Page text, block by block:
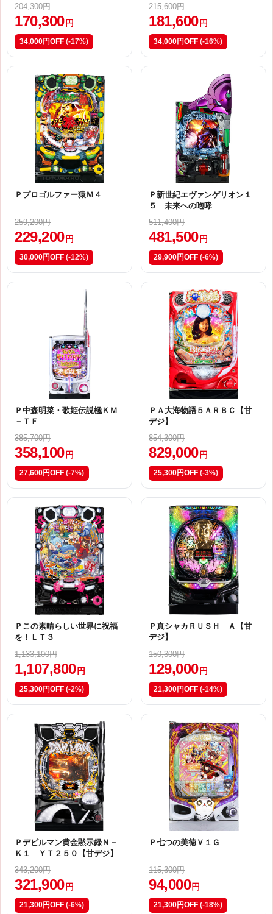
204,300円
170,300 円
34,000円OFF (-17%)
215,600円
181,600 円
34,000円OFF (-16%)
Ｐプロゴルファー猿Ｍ４
259,200円
229,200 円
30,000円OFF (-12%)
Ｐ新世紀エヴァンゲリオン１
５ 未来への咆哮
511,400円
481,500 円
29,900円OFF (-6%)
Ｐ中森明菜・歌姫伝説極ＫＭ
－ＴＦ
385,700円
358,100 円
27,600円OFF (-7%)
ＰＡ大海物語５ＡＲＢＣ【甘
デジ】
854,300円
829,000 円
25,300円OFF (-3%)
Ｐこの素晴らしい世界に祝福
を！ＬＴ３
1,133,100円
1,107,800 円
25,300円OFF (-2%)
Ｐ真シャカＲＵＳＨ Ａ【甘
デジ】
150,300円
129,000 円
21,300円OFF (-14%)
Ｐデビルマン黄金黙示録Ｎ－
Ｋ１ ＹＴ２５０【甘デジ】
343,200円
321,900 円
21,300円OFF (-6%)
Ｐ七つの美徳Ｖ１Ｇ
115,300円
94,000 円
21,300円OFF (-18%)